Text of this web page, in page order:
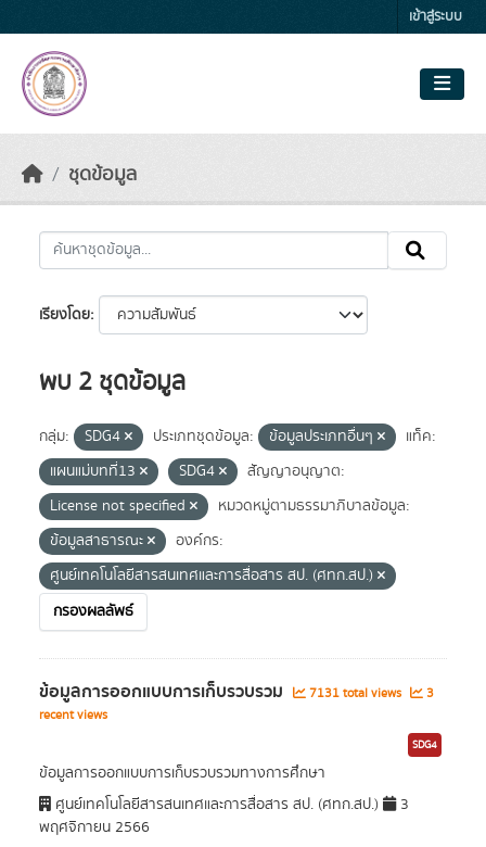
เข้าสู่ระบบ
ชุดข้อมูล
เรียงโดย
พบ 2 ชุดข้อมูล
กลุ่ม: SDG4 ประเภทชุดข้อมูล: ข้อมูลประเภทอื่นๆ
แท็ค:
แผนแม่บทที่13
SDG4
สัญญาอนุญาต:
License not specified
หมวดหมู่ตามธรรมาภิบาลข้อมูล:
ข้อมูลสาธารณะ
องค์กร:
ศูนย์เทคโนโลยีสารสนเทศและการสื่อสาร สป. (ศทก.สป.)
กรองผลลัพธ์
ข้อมูลการออกแบบการเก็บรวบรวม 7131 total views
3
recent views
SDG4
ข้อมูลการออกแบบการเก็บรวบรวมทางการศึกษา
ศูนย์เทคโนโลยีสารสนเทศและการสื่อสาร สป. (ศทก.สป.)
3
พฤศจิกายน 2566